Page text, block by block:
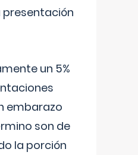
presentación
un 5%
embarazo
son de
la porción